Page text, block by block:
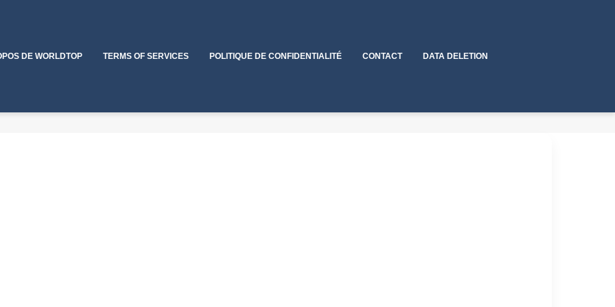
DE WORLDTOP TERMS OF SERVICES POLITIQUE DE CONFIDENTIALITÉ CONTACT DATA DELETION